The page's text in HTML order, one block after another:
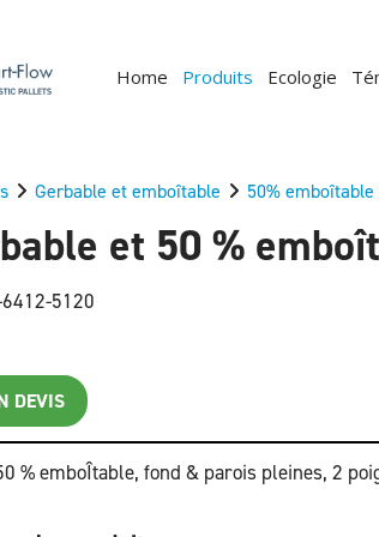
Home Produits Ecologie
Gerbable et emboîtable 50%
et 50 %
5120
DEVIS
% emboÎtable, fond & parois pleines, 2